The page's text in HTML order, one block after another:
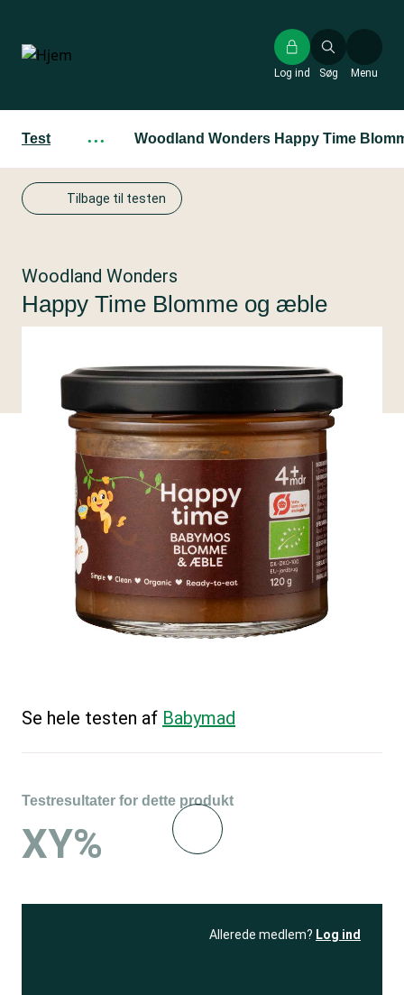
hovedindhold
Søg
Log ind Menu
Test ··· Woodland Wonders Happy Time
Tilbage til testen
Woodland Wonders
Happy Time Blomme og æble
Se hele testen af Babymad
Testresultater for dette produkt
XY%
Allerede medlem? Log ind